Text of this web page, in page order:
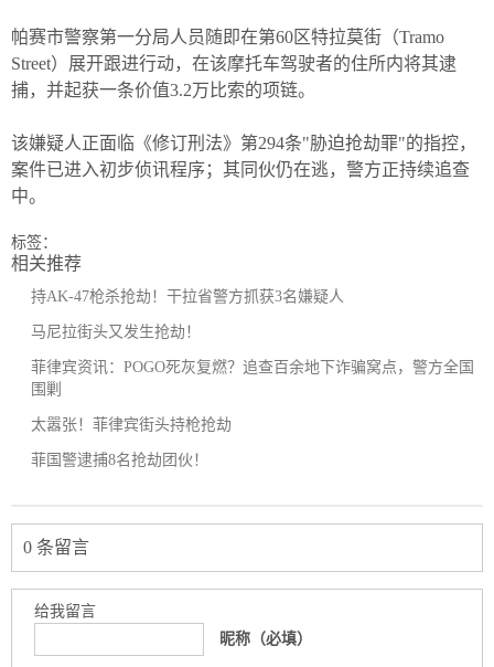
帕赛市警察第一分局人员随即在第60区特拉莫街（Tramo
Street）展开跟进行动，在该摩托车驾驶者的住所内将其逮
捕，并起获一条价值3.2万比索的项链。
该嫌疑人正面临《修订刑法》第294条"胁迫抢劫罪"的指控，
案件已进入初步侦讯程序；其同伙仍在逃，警方正持续追查
中。
标签：
相关推荐
持AK-47枪杀抢劫！干拉省警方抓获3名嫌疑人
马尼拉街头又发生抢劫！
菲律宾资讯：POGO死灰复燃？追查百余地下诈骗窝点，警方全国
围剿
太嚣张！菲律宾街头持枪抢劫
菲国警逮捕8名抢劫团伙！
0 条留言
给我留言
昵称（必填）